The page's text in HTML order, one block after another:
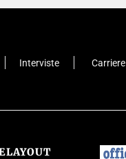
Interviste Carriere